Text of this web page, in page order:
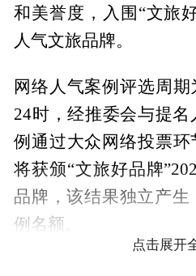
和美誉度，入围“文旅
人气文旅品牌。
网络人气案例评选周期
24时，经推委会与提
例通过大众网络投票环
将获颁“文旅好品牌
品牌，该结果独立产生
例名额。
点击展开